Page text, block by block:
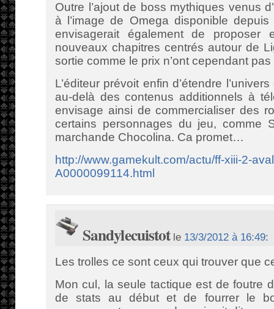
Outre l’ajout de boss mythiques venus
à l’image de Omega disponible
envisagerait également de proposer
nouveaux chapitres centrés autour de
sortie comme le prix n’ont cependant
L’éditeur prévoit enfin d’étendre
au-delà des contenus additionnels à
envisage ainsi de commercialiser des
certains personnages du jeu, comme
marchande Chocolina. Ca promet…
http://www.gamekult.com/actu/ff-xiii-2-
A0000099114.html
Sandylecuistotle 13/3/2012 à 16:49:
Les trolles ce sont ceux qui trouver que
Mon cul, la seule tactique est de foutre
de stats au début et de fourrer le